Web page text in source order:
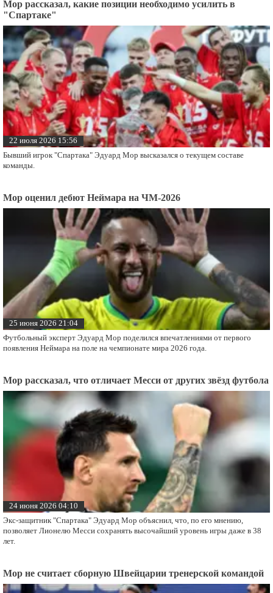
Мор рассказал, какие позиции необходимо усилить в
"Спартаке"
22 июля 2026 15:56
Бывший игрок "Спартака" Эдуард Мор высказался о текущем составе
команды.
Мор оценил дебют Неймара на ЧМ-2026
25 июня 2026 21:04
Футбольный эксперт Эдуард Мор поделился впечатлениями от первого
появления Неймара на поле на чемпионате мира 2026 года.
Мор рассказал, что отличает Месси от других звёзд футбола
24 июня 2026 04:10
Экс-защитник "Спартака" Эдуард Мор объяснил, что, по его мнению,
позволяет Лионелю Месси сохранять высочайший уровень игры даже в 38
лет.
Мор не считает сборную Швейцарии тренерской командой